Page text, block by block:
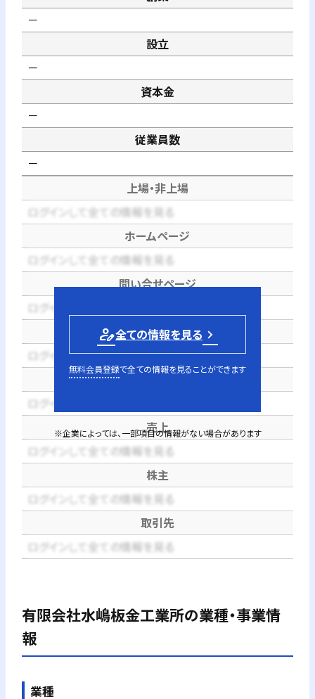
－
設立
－
資本金
－
従業員数
－
上場・非上場
ログインして全ての情報を見る
ホームページ
ログインして全ての情報を見る
問い合せページ
ログインして全ての情報を見る
電話番号
ログインして全ての情報を見る
代表者
ログインして全ての情報を見る
売上
ログインして全ての情報を見る
株主
ログインして全ての情報を見る
取引先
ログインして全ての情報を見る
person_edit全ての情報を見る
無料会員登録で全ての情報を見ることができます
※企業によっては、一部項目の情報がない場合があります
有限会社水嶋板金工業所の業種・事業情
報
業種